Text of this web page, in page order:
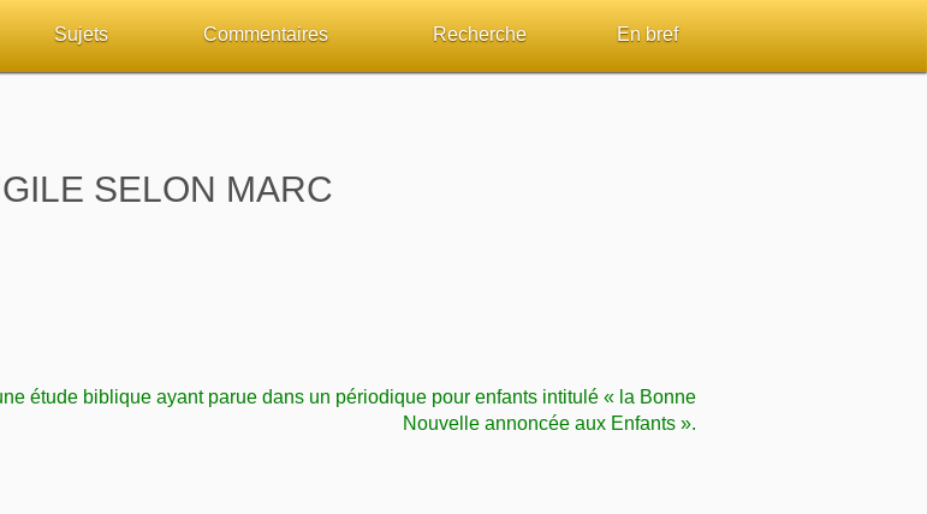
Sujets
L'Église, l'Assemblée
Commentaires
Pour débuter
Recherche
Études et commentaires par passage
En bref
SELON MARC
étude biblique ayant parue dans un périodique pour enfants intitulé « la Bonne
Nouvelle annoncée aux Enfants ».